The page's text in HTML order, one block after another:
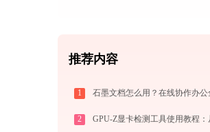
推荐内容
1
2